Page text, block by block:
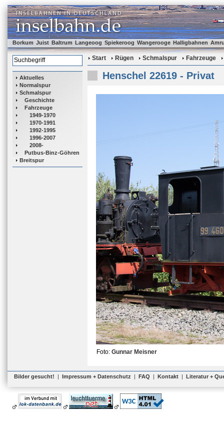
Borkum Juist Baltrum Langeoog Spiekeroog Wangerooge Halligbahnen
Aktuelles
Normalspur
Schmalspur
Geschichte
Fahrzeuge
1949-1970
1970-1991
1992-1995
1996-2007
2008-
Putbus-Binz-Göhren
Breitspur
Start Rügen Schmalspur Fahrzeuge
Henschel 22619 - Privat
Foto: Gunnar Meisner
Bilder gesucht! | Impressum + Datenschutz | FAQ | Kontakt | Literatur +